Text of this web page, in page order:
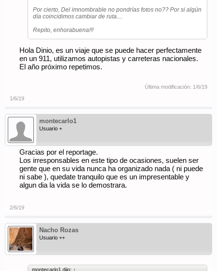
Por cierto, Del imnombrable no pondrías fotos no?? Por si algún
día coincidimos cambiar de ruta....
Repito, enhorabuena!!!
Hola Dinio, es un viaje que se puede hacer perfectamente
en un 911, utilizamos autopistas y carreteras nacionales.
El año próximo repetimos.
Última modificación: 1/6/19
1/6/19
montecarlo1
Usuario +
Gracias por el reportage.
Los irresponsables en este tipo de ocasiones, suelen ser
gente que en su vida nunca ha organizado nada ( ni puede
ni sabe ), quedate tranquilo que es un impresentable y
algun dia la vida se lo demostrara.
2/6/19
Nacho Rozas
Usuario ++
montecarlo1 dijo: ↑